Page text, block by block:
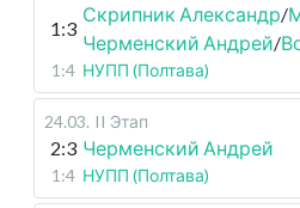
1:3
Скрипник Александр/
Черменский Андрей/
1:4 НУПП (Полтава)
24.03. II Этап
2:3 Черменский Андрей
1:4 НУПП (Полтава)